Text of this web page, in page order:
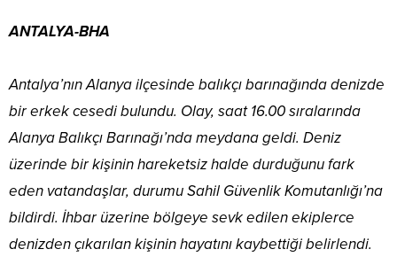
ANTALYA-BHA
Antalya’nın Alanya ilçesinde balıkçı barınağında denizde
bir erkek cesedi bulundu. Olay, saat 16.00 sıralarında
Alanya Balıkçı Barınağı’nda meydana geldi. Deniz
üzerinde bir kişinin hareketsiz halde durduğunu fark
eden vatandaşlar, durumu Sahil Güvenlik Komutanlığı’na
bildirdi. İhbar üzerine bölgeye sevk edilen ekiplerce
denizden çıkarılan kişinin hayatını kaybettiği belirlendi.